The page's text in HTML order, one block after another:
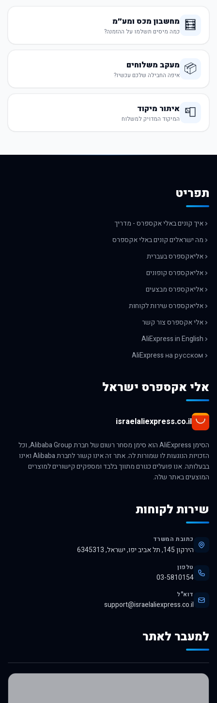
🧮 מחשבון מכס ומע״מ
כמה מיסים תשלמו על ההזמנה?
📦 מעקב משלוחים
איפה החבילה שלכם עכשיו?
📮 איתור מיקוד
המיקוד המדויק למשלוח
תפריט
איך קונים באלי אקספרס - מדריך
מה ישראלים קונים באלי אקספרס
אליאקספרס בעברית
אליאקספרס קופונים
אליאקספרס מבצעים
אליאקספרס שירות לקוחות
אלי אקספרס צור קשר
AliExpress in English
AliExpress на русском
אלי אקספרס ישראל
israelaliexpress.co.il
הסימן AliExpress הוא סימן מסחר רשום של חברת Alibaba Group, וכל
הזכויות הנוגעות לו שמורות לה. אתר זה אינו קשור לחברת Alibaba ואינו
בבעלותה. אנו פועלים כגורם מתווך בלבד ומספקים קישורים למוצרים
המוצעים באתר שלה.
שירות לקוחות
כתובת המשרד
הירקון 145, תל אביב יפו, ישראל, 6345313
טלפון
03-5810154
דוא"ל
support@israelaliexpress.co.il
למעבר לאתר
לרכישה באלי אקספרס